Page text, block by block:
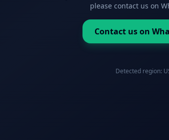
please contact us on
Contact us on
Detected region: